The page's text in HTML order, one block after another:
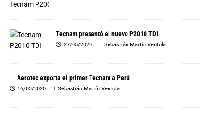
Tecnam presentó el nuevo P2010 TDI
27/05/2020 Sebastián Martín Ventola
Aerotec exporta el primer Tecnam a Perú
16/03/2020 Sebastián Martín Ventola